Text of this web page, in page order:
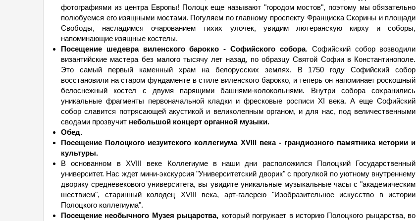
фотографиями из центра Европы! Полоцк еще называют "городом мостов", поэтому мы обязательно
полюбуемся его изящными мостами. Погуляем по главному проспекту Франциска Скорины и площади
Свободы, насладимся очарованием тихих улочек, увидим лютеранскую кирху и соборы,
напоминающие изящные костелы.
Посещение шедевра виленского барокко - Софийского собора. Софийский собор возводили
византийские мастера без малого тысячу лет назад, по образцу Святой Софии в Константинополе.
Это самый первый каменный храм на белорусских землях. В 1750 году Софийский собор
восстановили на старом фундаменте в стиле виленского барокко, и теперь он напоминает роскошный
белоснежный костел с двумя парящими башнями-колокольнями. Внутри собора сохранились
уникальные фрагменты первоначальной кладки и фресковые росписи XI века. А еще Софийский
собор славится потрясающей акустикой и великолепным органом, и для нас, под величественными
сводами прозвучит небольшой концерт органной музыки.
Обед.
Посещение Полоцкого иезуитского коллегиума XVIII века - грандиозного памятника истории и
культуры.
В основанном в XVIII веке Коллегиуме в наши дни расположился Полоцкий Государственный
университет. Нас ждет мини-экскурсия "Университетский дворик" с прогулкой по уютному внутреннему
дворику средневекового университета, вы увидите уникальные музыкальные часы с "академическим
шествием", старинный колодец XVIII века, арт-галерею "Изобразительное искусство в истории
Полоцкого коллегиума".
Посещение необычного Музея рыцарства, который погружает в историю Полоцкого рыцарства, во